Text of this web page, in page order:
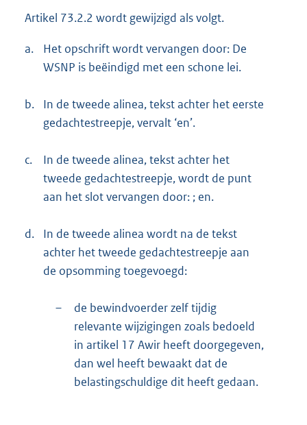
Artikel 73.2.2 wordt gewijzigd als volgt.
a.
Het opschrift wordt vervangen door: De
WSNP is beëindigd met een schone lei.
b.
In de tweede alinea, tekst achter het eerste
gedachtestreepje, vervalt ‘en’.
c.
In de tweede alinea, tekst achter het
tweede gedachtestreepje, wordt de punt
aan het slot vervangen door: ; en.
d.
In de tweede alinea wordt na de tekst
achter het tweede gedachtestreepje aan
de opsomming toegevoegd:
–
de bewindvoerder zelf tijdig
relevante wijzigingen zoals bedoeld
in artikel 17 Awir heeft doorgegeven,
dan wel heeft bewaakt dat de
belastingschuldige dit heeft gedaan.